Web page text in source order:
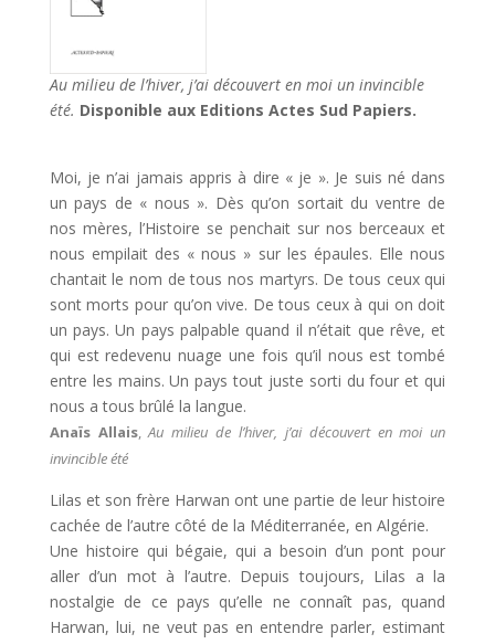
Au milieu de l’hiver, j’ai découvert en moi un invincible
été. Disponible aux Editions Actes Sud Papiers.
Moi, je n’ai jamais appris à dire « je ». Je suis né dans
un pays de « nous ». Dès qu’on sortait du ventre de
nos mères, l’Histoire se penchait sur nos berceaux et
nous empilait des « nous » sur les épaules. Elle nous
chantait le nom de tous nos martyrs. De tous ceux qui
sont morts pour qu’on vive. De tous ceux à qui on doit
un pays. Un pays palpable quand il n’était que rêve, et
qui est redevenu nuage une fois qu’il nous est tombé
entre les mains. Un pays tout juste sorti du four et qui
nous a tous brûlé la langue.
Anaïs Allais, Au milieu de l’hiver, j’ai découvert en moi un
invincible été
Lilas et son frère Harwan ont une partie de leur histoire
cachée de l’autre côté de la Méditerranée, en Algérie.
Une histoire qui bégaie, qui a besoin d’un pont pour
aller d’un mot à l’autre. Depuis toujours, Lilas a la
nostalgie de ce pays qu’elle ne connaît pas, quand
Harwan, lui, ne veut pas en entendre parler, estimant